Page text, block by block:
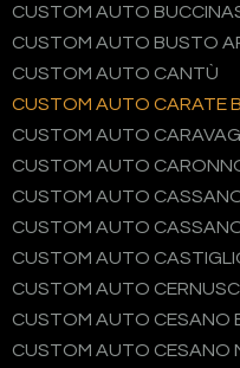
CUSTOM AUTO
CUSTOM AUTO BUSTO
CUSTOM AUTO CANTÙ
CUSTOM AUTO CARATE
CUSTOM AUTO
CUSTOM AUTO
CUSTOM AUTO
CUSTOM AUTO
CUSTOM AUTO
CUSTOM AUTO
CUSTOM AUTO CESANO
CUSTOM AUTO CESANO